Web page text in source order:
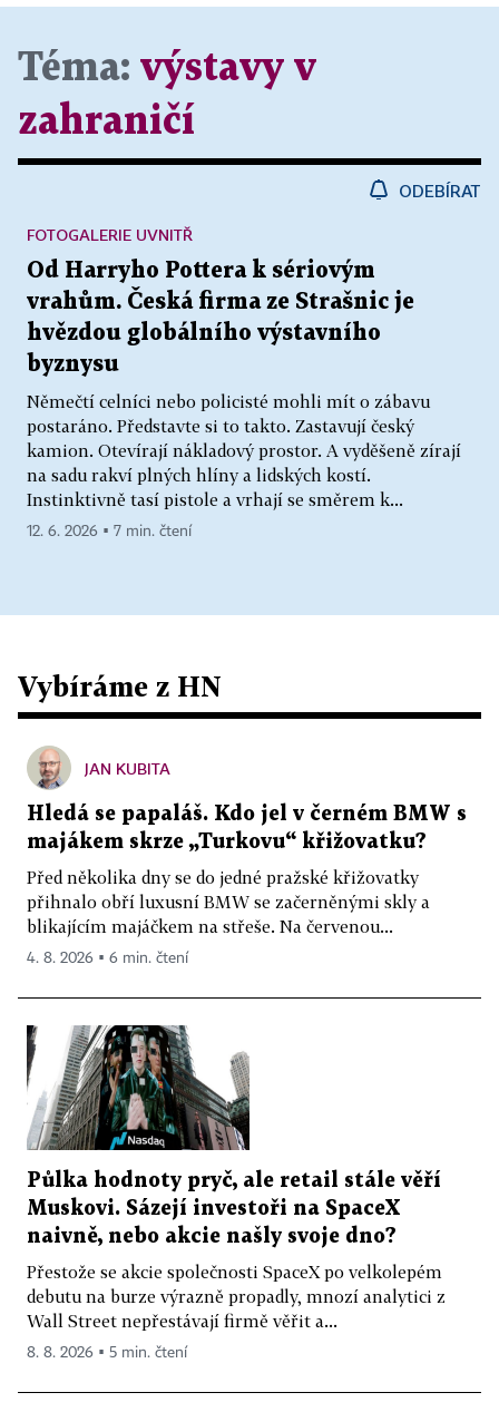
Téma: výstavy v
zahraničí
ODEBÍRAT
Od Harryho Pottera k sériovým
vrahům. Česká firma ze Strašnic je
hvězdou globálního výstavního
byznysu
Němečtí celníci nebo policisté mohli mít o zábavu
postaráno. Představte si to takto. Zastavují český
kamion. Otevírají nákladový prostor. A vyděšeně zírají
na sadu rakví plných hlíny a lidských kostí.
Instinktivně tasí pistole a vrhají se směrem k...
FOTOGALERIE UVNITŘ
12. 6. 2026 ▪ 7 min. čtení
Vybíráme z HN
JAN KUBITA
Hledá se papaláš. Kdo jel v černém BMW s
majákem skrze „Turkovu“ křižovatku?
Před několika dny se do jedné pražské křižovatky
přihnalo obří luxusní BMW se začerněnými skly a
blikajícím majáčkem na střeše. Na červenou...
4. 8. 2026 ▪ 6 min. čtení
Půlka hodnoty pryč, ale retail stále věří
Muskovi. Sázejí investoři na SpaceX
naivně, nebo akcie našly svoje dno?
Přestože se akcie společnosti SpaceX po velkolepém
debutu na burze výrazně propadly, mnozí analytici z
Wall Street nepřestávají firmě věřit a...
8. 8. 2026 ▪ 5 min. čtení